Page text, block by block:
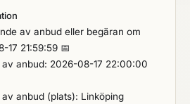
av anbud eller begäran om
17 21:59:59 📅
anbud: 2026-08-17 22:00:00
anbud (plats): Linköping